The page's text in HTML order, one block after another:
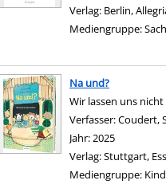
Verlag: Berlin,
Mediengruppe:
Na und?
Wir lassen uns
Verfasser:Coudert,
Jahr:2025
Verlag:Stuttgart,
Mediengruppe: